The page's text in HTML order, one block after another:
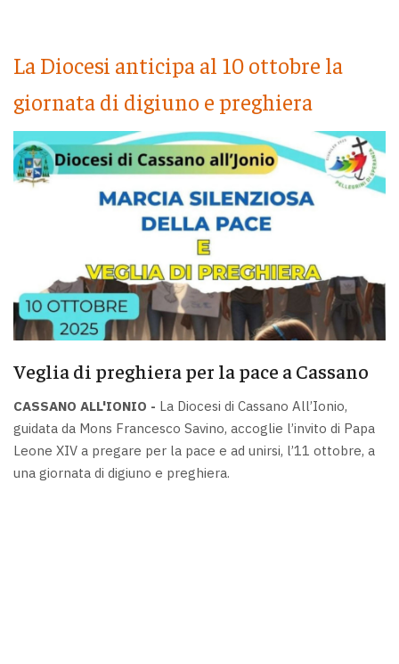
La Diocesi anticipa al 10 ottobre la
giornata di digiuno e preghiera
Veglia di preghiera per la pace a Cassano
CASSANO ALL'IONIO - La Diocesi di Cassano All’Ionio,
guidata da Mons Francesco Savino, accoglie l’invito di Papa
Leone XIV a pregare per la pace e ad unirsi, l’11 ottobre, a
una giornata di digiuno e preghiera.